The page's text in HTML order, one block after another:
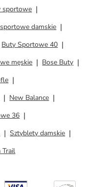
sportowe
damskie
Buty Sportowe 40
męskie
Bose Buty
New Balance
36
Sztyblety damskie
Trail